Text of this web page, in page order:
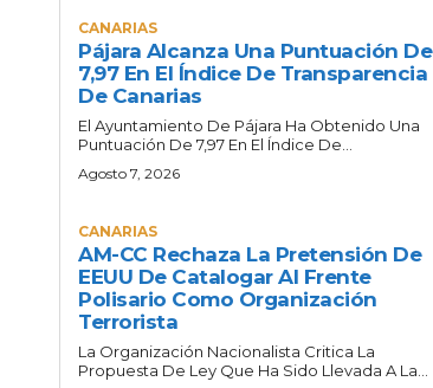
CANARIAS
Pájara Alcanza Una Puntuación De
7,97 En El Índice De Transparencia
De Canarias
El Ayuntamiento De Pájara Ha Obtenido Una
Puntuación De 7,97 En El Índice De...
Agosto 7, 2026
CANARIAS
AM-CC Rechaza La Pretensión De
EEUU De Catalogar Al Frente
Polisario Como Organización
Terrorista
La Organización Nacionalista Critica La
Propuesta De Ley Que Ha Sido Llevada A La...